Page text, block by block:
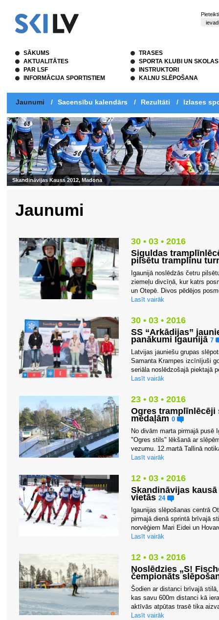
SĀKUMS
AKTUALITĀTES
PAR LSF
INFORMĀCIJA SPORTISTIEM
TRASES
SPORTA KLUBI UN SKOLAS
INSTRUKTORI
KALNU SLĒPOŠANA
Jaunumi / Sacensību kalendārs / Rezultāti / Izlases
Skandināvijas Kauss 2012, Madona
Jaunumi
30 • 03 • 2016
Siguldas
pilsētu tramplīnu
Igaunijā noslēdzās četru
ziemeļu divcīņā, kur katrs
un Otepē. Divos pēdējos
Lasīt vairāk
30 • 03 • 2016
SS “Arkādijas”
panākumi Igaunijā 7
Latvijas jauniešu grupas
Samanta Krampes izcīnījuši
seriāla noslēdzošajā piektajā
Lasīt vairāk
23 • 03 • 2016
Ogres tramplīnlēcēji
medaļām 0
No divām marta pirmajā pusē
"Ogres stils" lēkšanā ar
vezumu. 12.martā Tallinā
Lasīt vairāk
12 • 03 • 2016
Skandināvijas
vietās 24
Igaunijas slēpošanas centrā
pirmajā dienā sprintā brīvajā
norvēģiem Mari Eidei un
Lasīt vairāk
12 • 03 • 2016
Noslēdzies „S!
čempionāts
Šodien ar distanci brīvajā
kas savu 600m distanci kā
aktīvās atpūtas trasē tika
Lasīt vairāk